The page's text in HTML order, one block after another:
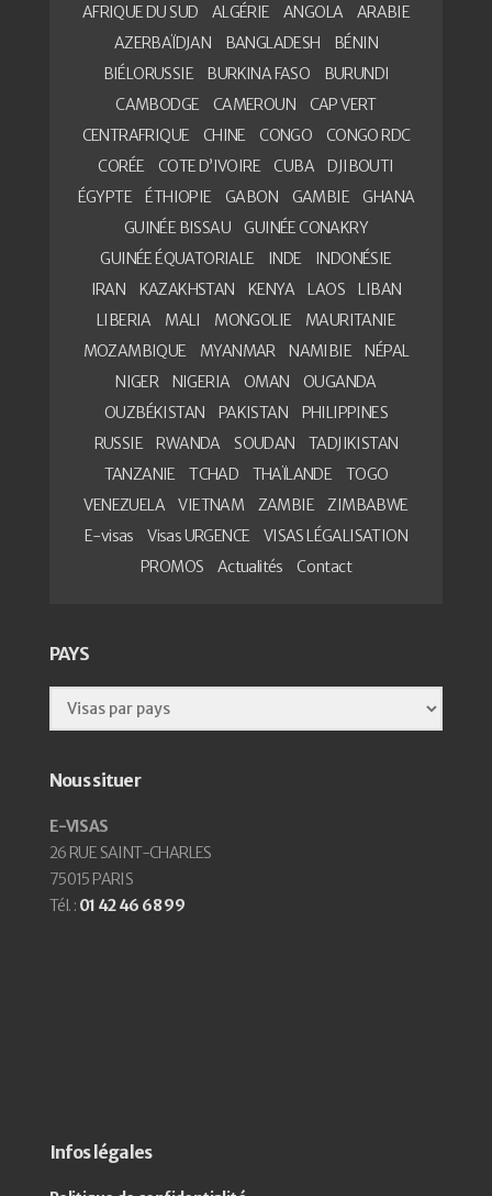
AFRIQUE DU SUD
ALGÉRIE ANGOLA
ARABIE
AZERBAÏDJAN
BANGLADESH
BÉNIN
BIÉLORUSSIE
BURKINA FASO
BURUNDI
CAMBODGE
CAMEROUN
CAP VERT
CENTRAFRIQUE
CHINE CONGO
CONGO RDC
CORÉE
COTE D’IVOIRE CUBA
DJIBOUTI
ÉGYPTE
ÉTHIOPIE GABON GAMBIE
GHANA
GUINÉE BISSAU
GUINÉE CONAKRY
GUINÉE ÉQUATORIALE
INDE
INDONÉSIE
IRAN
KAZAKHSTAN KENYA LAOS
LIBAN
LIBERIA
MALI MONGOLIE
MAURITANIE
MOZAMBIQUE
MYANMAR NAMIBIE
NÉPAL
NIGER
NIGERIA OMAN
OUGANDA
OUZBÉKISTAN
PAKISTAN
PHILIPPINES
RUSSIE
RWANDA SOUDAN
TADJIKISTAN
TANZANIE
TCHAD THAÏLANDE
TOGO
VENEZUELA
VIETNAM ZAMBIE
ZIMBABWE
E-visas
Visas URGENCE
VISAS LÉGALISATION
PROMOS
Actualités Contact
PAYS
Nous situer
E-VISAS
26 RUE SAINT-CHARLES
75015 PARIS
Tél. : 01 42 46 68 99
Infos légales